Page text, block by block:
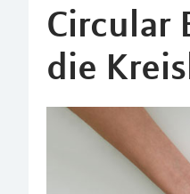
Circular
die